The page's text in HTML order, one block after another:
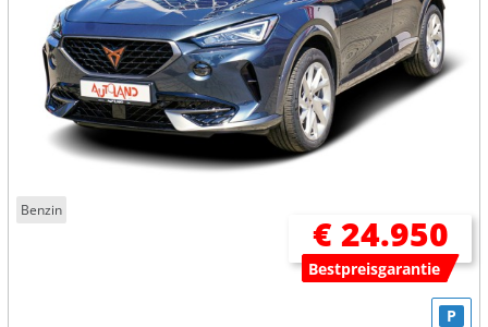
Benzin
€ 24.950
Bestpreisgarantie
P